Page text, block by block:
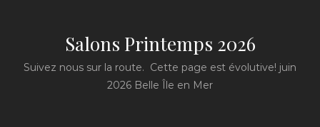
Salons Printemps 2026
Suivez nous sur la route. Cette page est évolutive! juin
2026 Belle Île en Mer